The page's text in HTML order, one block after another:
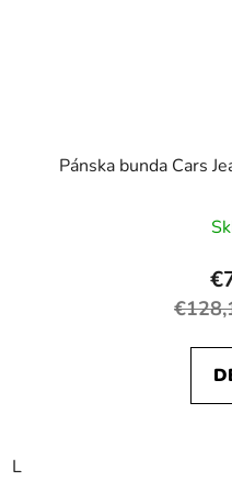
Pánska bunda Cars
L